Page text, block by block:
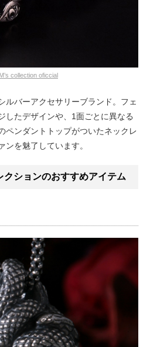
M’s collection oficcial
ルバーアクセサリーブランド。フェ
したデザインや、1面ごとに異なる
ペンダントトップがついたネックレ
ンを魅了しています。
クションのおすすめアイテム